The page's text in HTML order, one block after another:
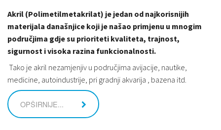
Akril (Polimetilmetakrilat) je jedan od najkorisnijih
materijala današnjice koji je našao primjenu u mnogim
područjima gdje su prioriteti kvaliteta, trajnost,
sigurnost i visoka razina funkcionalnosti.
Tako je akril nezamjenjiv u područjima avijacije, nautike,
medicine, autoindustrije, pri gradnji akvarija , bazena itd.
OPŠIRNIJE...